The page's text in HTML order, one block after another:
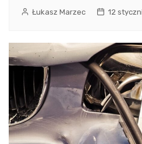
Łukasz Marzec 12